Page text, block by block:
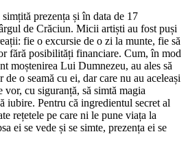
prezența și în data de 17
de Crăciun. Micii artiști au fost puși
fie o excursie de o zi la munte, fie să
fără posibilități financiare. Cum, în mod
moștenirea Lui Dumnezeu, au ales să
o seamă cu ei, dar care nu au aceleași
cu siguranță, să simtă magia
iubire. Pentru că ingredientul secret al
rețetele pe care ni le pune viața la
ei se vede și se simte, prezența ei se